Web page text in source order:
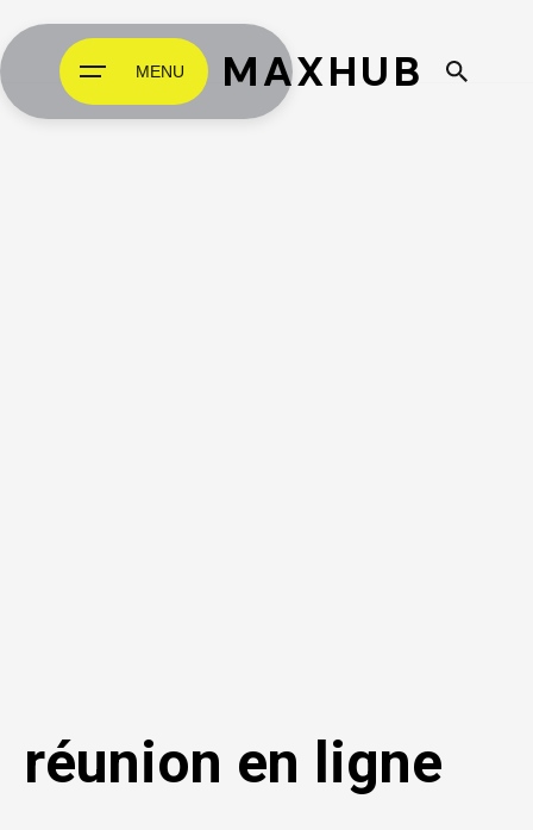
MENU MAXHUB
réunion en ligne